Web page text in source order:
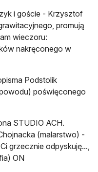
i goście - Krzysztof
promują
wieczoru:
nakręconego w
Podstolik
poświęconego
STUDIO ACH.
(malarstwo) -
grzecznie odpyskuję...,
ON